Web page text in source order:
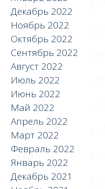
Декабрь 2022
Ноябрь 2022
Октябрь 2022
Сентябрь 2022
Август 2022
Июль 2022
Июнь 2022
Май 2022
Апрель 2022
Март 2022
Февраль 2022
Январь 2022
Декабрь 2021